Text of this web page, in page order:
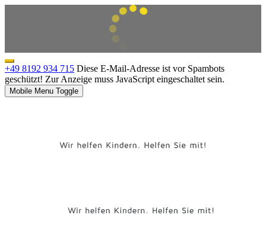
+49 8192 934 715 Diese E-Mail-Adresse ist vor Spambots
geschützt! Zur Anzeige muss JavaScript eingeschaltet sein.
Mobile Menu Toggle